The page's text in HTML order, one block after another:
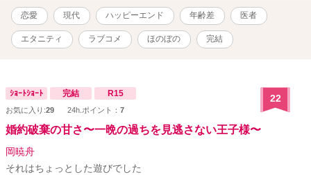
恋愛 現代 ハッピーエンド 年齢差 医者
エタニティ ラブコメ ほのぼの 完結
ｼｮｰﾄｼｮｰﾄ 完結 R15
お気に入り:29 24h.ポイント： 7
22
婚約破棄の甘さ〜一晩の過ちを見逃さない王子様〜
岡暁舟
それはちょっとした遊びでした